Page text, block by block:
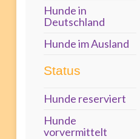
Hunde in
Deutschland
Hunde im Ausland
Status
Hunde reserviert
Hunde
vorvermittelt